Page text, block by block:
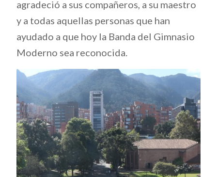
agradeció a sus compañeros, a su maestro
y a todas aquellas personas que han
ayudado a que hoy la Banda del Gimnasio
Moderno sea reconocida.